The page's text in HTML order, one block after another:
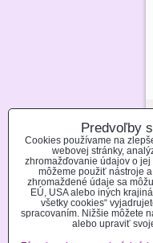
Predvoľby
Cookies používame na
webovej stránky,
zhromažďovanie údajov o jej
môžeme použiť nástroje
zhromaždené údaje sa
EÚ, USA alebo iných
všetky cookies“
spracovaním. Nižšie môžete
alebo upraviť